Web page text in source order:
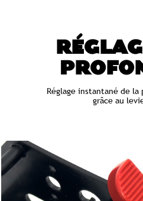
Réglage instantané de
grâce au